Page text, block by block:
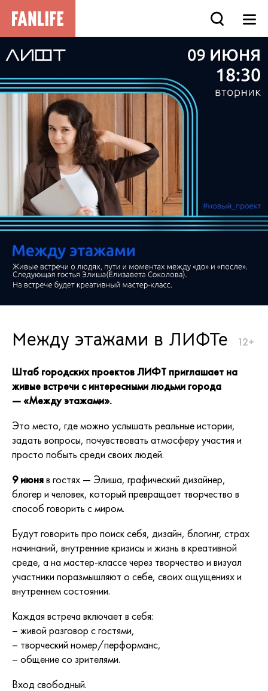
Между этажами в ЛИФТе 12+
Штаб городских проектов ЛИФТ приглашает на
живые встречи с интересными людьми города
— «Между этажами».
Это место, где можно услышать реальные истории,
задать вопросы, почувствовать атмосферу участия и
просто побыть среди своих людей.
9 июняв гостях — Элиша, графический дизайнер,
блогер и человек, который превращает творчество в
способ говорить с миром.
Будут говорить про поиск себя, дизайн, блогинг, страх
начинаний, внутренние кризисы и жизнь в креативной
среде, а на мастер-классе через творчество и визуал
участники поразмышляют о себе, своих ощущениях и
внутреннем состоянии.
Каждая встреча включает в себя:
– живой разговор с гостями,
– творческий номер/перформанс,
– общение со зрителями.
Вход свободный.